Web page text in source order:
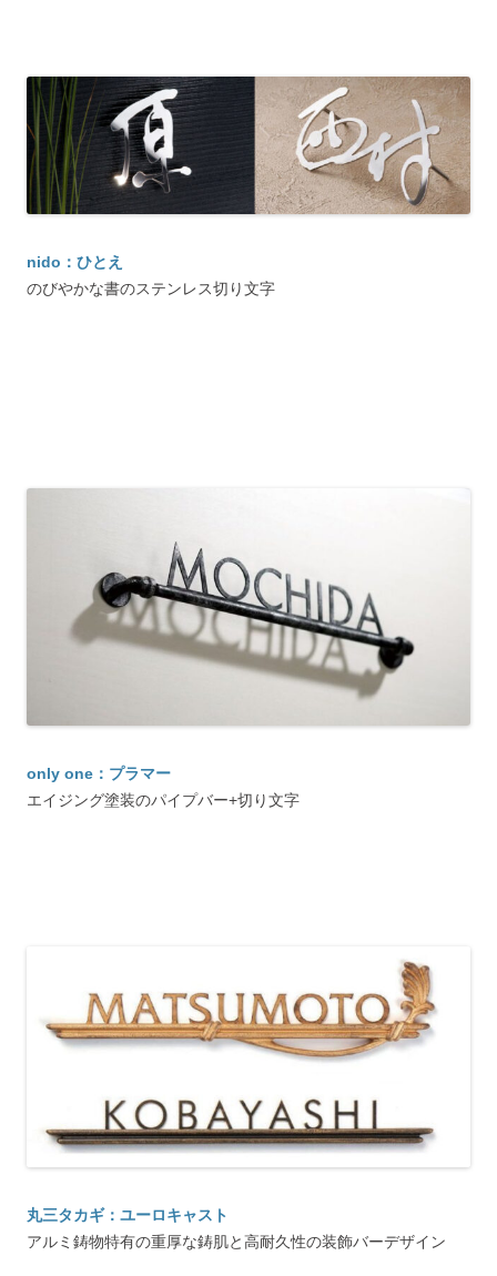
nido：ひとえ
のびやかな書のステンレス切り文字
only one：プラマー
エイジング塗装のパイプバー+切り文字
丸三タカギ：ユーロキャスト
アルミ鋳物特有の重厚な鋳肌と高耐久性の装飾バーデザイン